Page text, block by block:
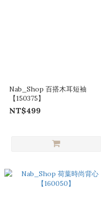
Nab_Shop 百搭木耳短袖
【150375】
NT$499